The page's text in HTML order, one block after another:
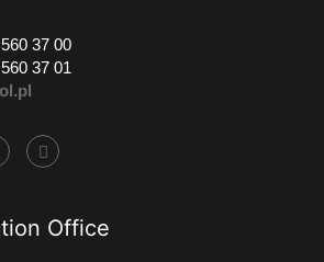
37 00
37 01
Office